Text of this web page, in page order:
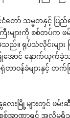
ငံ‌တော် သမ္မတနှင့် ပ
များကို စစ်တပ်က ဖ
။ ရုပ်သံလိုင်းများ
ောင် ‌နှောက်ယှက်ခဲ့သ
၊ မဲရုံတာဝန်ခံများနှ
ေးမြို့များတွင် ဖမ်း
စ်အာဏာရှင် အလိုမရှိ